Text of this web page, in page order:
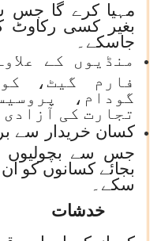
مہیا کرے گا جس
بغیر کسی رکاوٹ
جاسکے۔
منڈیوں کے
فارم گیٹ،
گودام،
تجارت کی آزادی
کسان خریدار سے
جس سے بچولیوں
بجائے کسانوں کو
سکے۔
خدشات